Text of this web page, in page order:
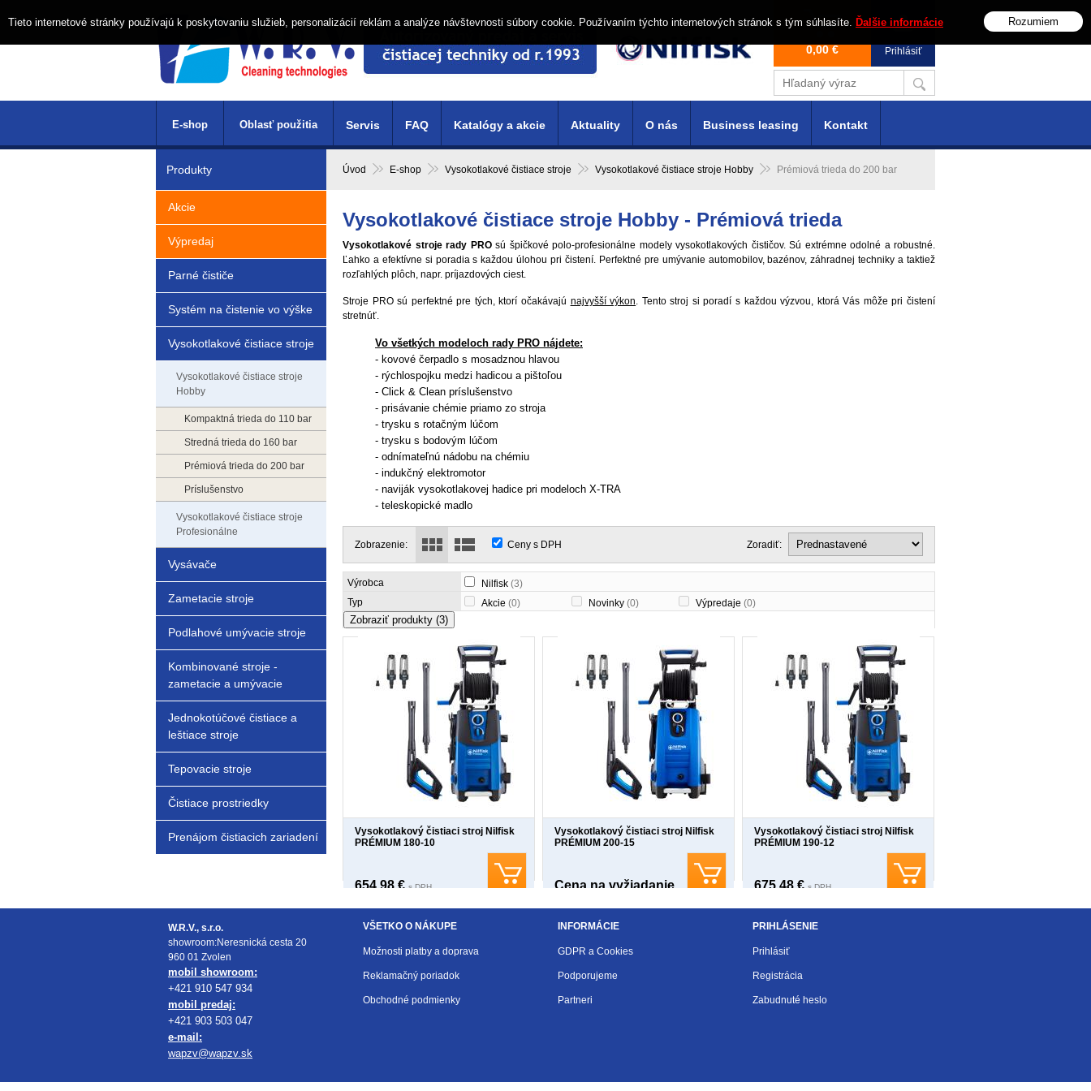
Prihlásiť
0,00 €
Úvod E-shop Vysokotlakové čistiace stroje Vysokotlakové čistiace stroje Hobby Prémiová trieda do 200 bar
Vysokotlakové čistiace stroje Hobby - Prémiová trieda
Vysokotlakové stroje rady PRO sú špičkové polo-profesionálne modely vysokotlakových čističov. Sú extrémne odolné a robustné.
Ľahko a efektívne si poradia s každou úlohou pri čistení. Perfektné pre umývanie automobilov, bazénov, záhradnej techniky a taktiež
rozľahlých plôch, napr. príjazdových ciest.
Stroje PRO sú perfektné pre tých, ktorí očakávajú najvyšší výkon. Tento stroj si poradí s každou výzvou, ktorá Vás môže pri čistení
stretnúť.
Vo všetkých modeloch rady PRO nájdete:
- kovové čerpadlo s mosadznou hlavou
- rýchlospojku medzi hadicou a pištoľou
- Click & Clean príslušenstvo
- prisávanie chémie priamo zo stroja
- trysku s rotačným lúčom
- trysku s bodovým lúčom
- odnímateľnú nádobu na chémiu
- indukčný elektromotor
- naviják vysokotlakovej hadice pri modeloch X-TRA
- teleskopické madlo
Zobrazenie: Ceny s DPH Zoradiť:
Výrobca Nilfisk (3)
Typ
Akcie (0) Novinky (0) Výpredaje (0)
Zobraziť produkty (3)
Vysokotlakový čistiaci stroj Nilfisk
PRÉMIUM 180-10
654,98 € s DPH
Vysokotlakový čistiaci stroj Nilfisk
PRÉMIUM 200-15
Cena na vyžiadanie
Vysokotlakový čistiaci stroj Nilfisk
PRÉMIUM 190-12
675,48 € s DPH
Produkty
Akcie
Výpredaj
Parné čističe
Systém na čistenie vo výške
Vysokotlakové čistiace stroje
Vysokotlakové čistiace stroje
Hobby
Kompaktná trieda do 110 bar
Stredná trieda do 160 bar
Prémiová trieda do 200 bar
Príslušenstvo
Vysokotlakové čistiace stroje
Profesionálne
Vysávače
Zametacie stroje
Podlahové umývacie stroje
Kombinované stroje -
zametacie a umývacie
Jednokotúčové čistiace a
leštiace stroje
Tepovacie stroje
Čistiace prostriedky
Prenájom čistiacich zariadení
E-shop Oblasť použitia Servis FAQ Katalógy a akcie Aktuality O nás Business leasing Kontakt
W.R.V., s.r.o.
showroom:Neresnická cesta 20
960 01 Zvolen
mobil showroom:
+421 910 547 934
mobil predaj:
+421 903 503 047
e-mail:
wapzv@wapzv.sk
VŠETKO O NÁKUPE
Možnosti platby a doprava
Reklamačný poriadok
Obchodné podmienky
INFORMÁCIE
GDPR a Cookies
Podporujeme
Partneri
PRIHLÁSENIE
Prihlásiť
Registrácia
Zabudnuté heslo
Tieto internetové stránky používajú k poskytovaniu služieb, personalizácií reklám a analýze návštevnosti súbory cookie. Používaním týchto internetových stránok s tým súhlasíte. Ďalšie informácie Rozumiem